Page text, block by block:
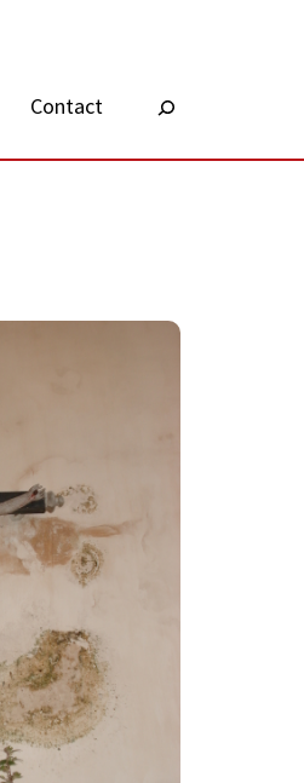
Contact Zoeken